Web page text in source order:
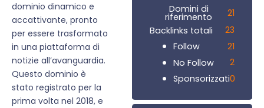
dominio dinamico e
accattivante, pronto
per essere trasformato
in una piattaforma di
notizie all’avanguardia.
Questo dominio è
stato registrato per la
prima volta nel 2018, e
Domini di
riferimento
21
Backlinks totali
23
Follow
21
No Follow
2
Sponsorizzati0